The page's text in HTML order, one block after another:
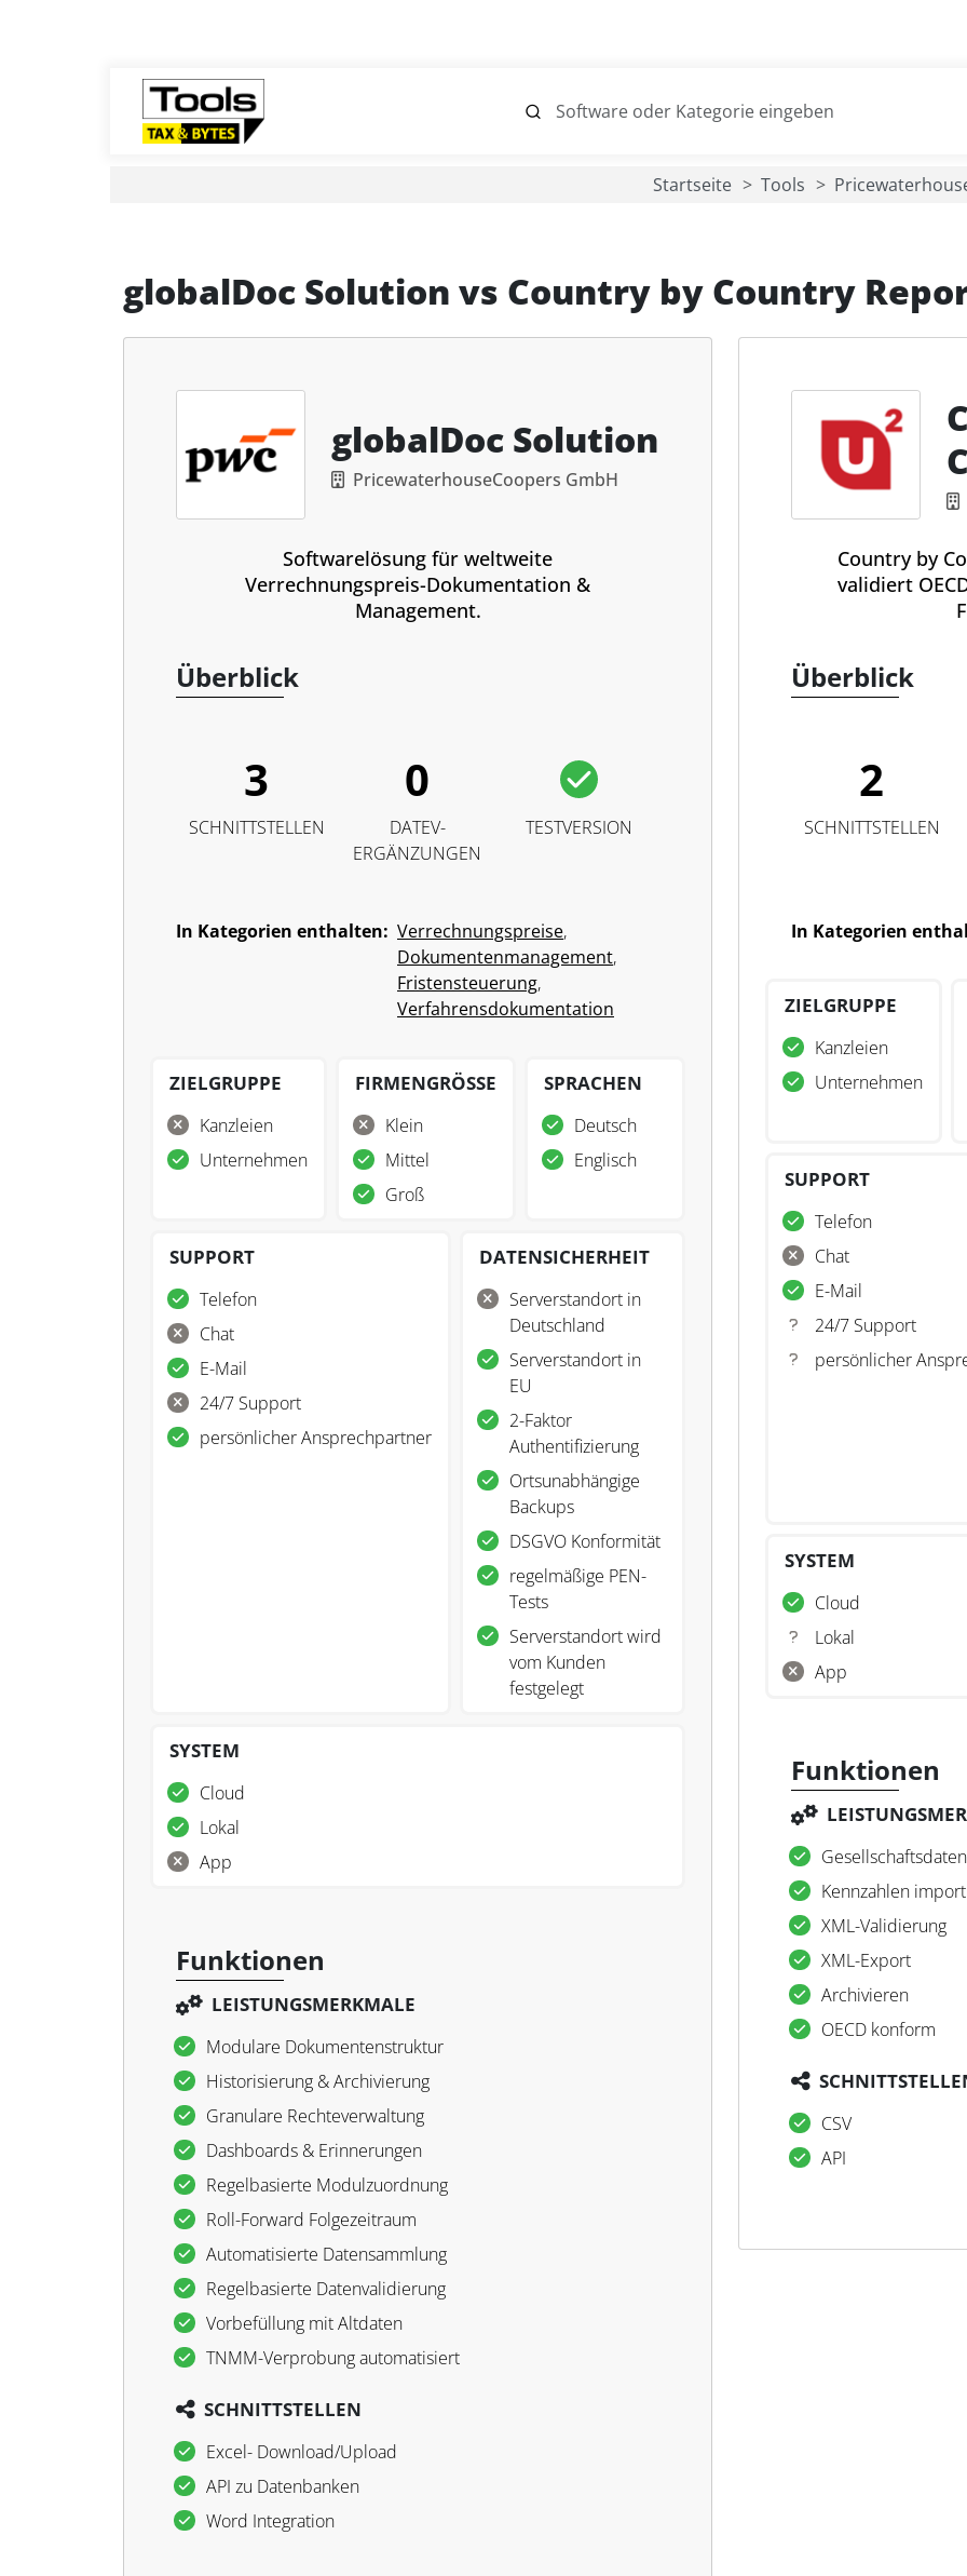
Startseite Tools
globalDoc Solution vs Country by Country
globalDoc Solution
PricewaterhouseCoopers GmbH
Softwarelösung für weltweite
Verrechnungspreis-Dokumentation &
Management.
Überblick
3
SCHNITTSTELLEN
0
DATEV-
ERGÄNZUNGEN
TESTVERSION
In Kategorien enthalten: Verrechnungspreise,
Dokumentenmanagement,
Fristensteuerung,
Verfahrensdokumentation
ZIELGRUPPE
Kanzleien
Unternehmen
FIRMENGRÖSSE
Klein
Mittel
Groß
SPRACHEN
Deutsch
Englisch
SUPPORT
Telefon
Chat
E-Mail
24/7 Support
persönlicher Ansprechpartner
DATENSICHERHEIT
Serverstandort in
Deutschland
Serverstandort in
EU
2-Faktor
Authentifizierung
Ortsunabhängige
Backups
DSGVO Konformität
regelmäßige PEN-
Tests
Serverstandort wird
vom Kunden
festgelegt
SYSTEM
Cloud
Lokal
App
Funktionen
LEISTUNGSMERKMALE
Modulare Dokumentenstruktur
Historisierung & Archivierung
Granulare Rechteverwaltung
Dashboards & Erinnerungen
Regelbasierte Modulzuordnung
Roll-Forward Folgezeitraum
Automatisierte Datensammlung
Regelbasierte Datenvalidierung
Vorbefüllung mit Altdaten
TNMM-Verprobung automatisiert
SCHNITTSTELLEN
Excel- Download/Upload
API zu Datenbanken
Word Integration
Country by
validiert
Überblick
2
SCHNITTSTELLEN
In Kategorien
ZIELGRUPPE
Kanzleien
Unternehmen
SUPPORT
Telefon
Chat
E-Mail
24/7 Support
persönlicher
SYSTEM
Cloud
Lokal
App
Funktionen
Kennzahlen
XML-Validierung
XML-Export
Archivieren
OECD konform
CSV
API